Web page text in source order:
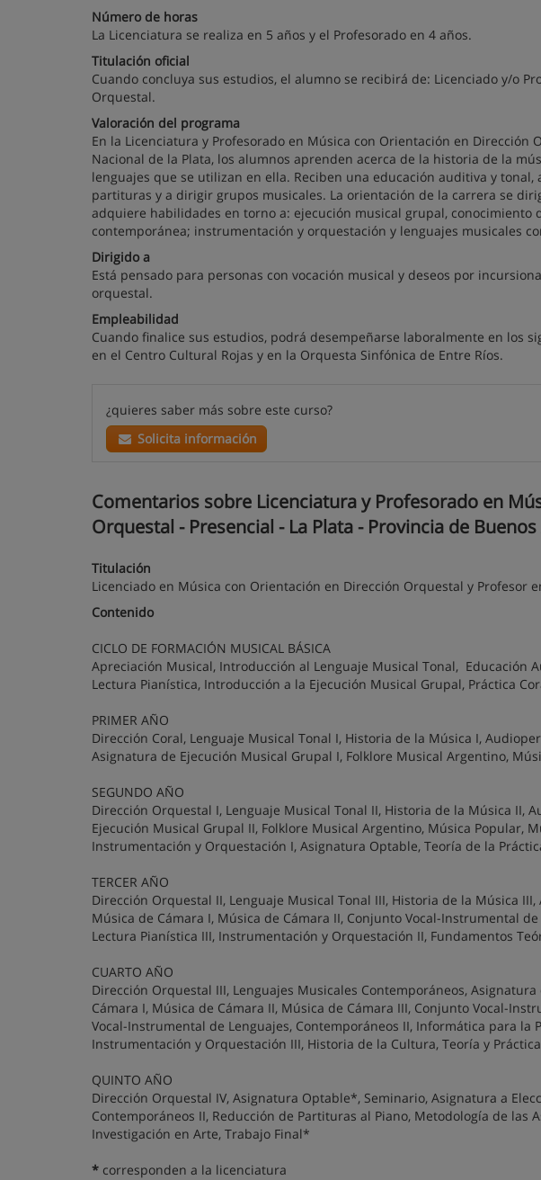
Número de horas
La Licenciatura se realiza en 5 años y el Profesorado en 4 años.
Titulación oficial
Cuando concluya sus estudios, el alumno se recibirá de: Licenciado y/o
Orquestal.
Valoración del programa
En la Licenciatura y Profesorado en Música con Orientación en Dirección
Nacional de la Plata, los alumnos aprenden acerca de la historia de la
lenguajes que se utilizan en ella. Reciben una educación auditiva y
partituras y a dirigir grupos musicales. La orientación de la carrera se
adquiere habilidades en torno a: ejecución musical grupal, conocimiento
contemporánea; instrumentación y orquestación y lenguajes musicales
Dirigido a
Está pensado para personas con vocación musical y deseos por
orquestal.
Empleabilidad
Cuando finalice sus estudios, podrá desempeñarse laboralmente en los
en el Centro Cultural Rojas y en la Orquesta Sinfónica de Entre Ríos.
¿quieres saber más sobre este curso?
Solicita información
Comentarios sobre Licenciatura y Profesorado en
Orquestal - Presencial - La Plata - Provincia de
Titulación
Licenciado en Música con Orientación en Dirección Orquestal y Profesor
Contenido
CICLO DE FORMACIÓN MUSICAL BÁSICA
Apreciación Musical, Introducción al Lenguaje Musical Tonal, Educación
Lectura Pianística, Introducción a la Ejecución Musical Grupal, Práctica
PRIMER AÑO
Dirección Coral, Lenguaje Musical Tonal I, Historia de la Música I,
Asignatura de Ejecución Musical Grupal I, Folklore Musical Argentino,
SEGUNDO AÑO
Dirección Orquestal I, Lenguaje Musical Tonal II, Historia de la Música II,
Ejecución Musical Grupal II, Folklore Musical Argentino, Música Popular,
Instrumentación y Orquestación I, Asignatura Optable, Teoría de la
TERCER AÑO
Dirección Orquestal II, Lenguaje Musical Tonal III, Historia de la Música
Música de Cámara I, Música de Cámara II, Conjunto Vocal-Instrumental
Lectura Pianística III, Instrumentación y Orquestación II, Fundamentos
CUARTO AÑO
Dirección Orquestal III, Lenguajes Musicales Contemporáneos,
Cámara I, Música de Cámara II, Música de Cámara III, Conjunto Vocal-
Vocal-Instrumental de Lenguajes, Contemporáneos II, Informática para la
Instrumentación y Orquestación III, Historia de la Cultura, Teoría y
QUINTO AÑO
Dirección Orquestal IV, Asignatura Optable*, Seminario, Asignatura a
Contemporáneos II, Reducción de Partituras al Piano, Metodología de
Investigación en Arte, Trabajo Final*
* corresponden a la licenciatura